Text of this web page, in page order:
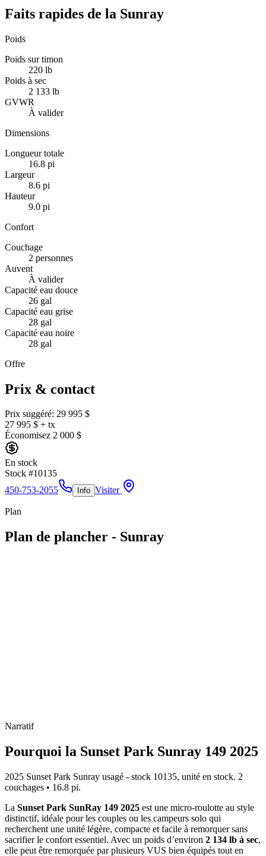
Faits rapides de la Sunray
Poids
Poids sur timon
220 lb
Poids à sec
2 133 lb
GVWR
À valider
Dimensions
Longueur totale
16.8 pi
Largeur
8.6 pi
Hauteur
9.0 pi
Confort
Couchage
2 personnes
Auvent
À valider
Capacité eau douce
26 gal
Capacité eau grise
28 gal
Capacité eau noire
28 gal
Offre
Prix & contact
Prix suggéré: 29 995 $
27 995 $ + tx
Économisez 2 000 $
En stock
Stock #10135
450-753-2055
Info Visiter
Plan
Plan de plancher - Sunray
Narratif
Pourquoi la Sunset Park Sunray 149 2025
2025 Sunset Park Sunray usagé - stock 10135, unité en stock. 2
couchages • 16.8 pi.
La Sunset Park SunRay 149 2025 est une micro-roulotte au style
distinctif, idéale pour les couples ou les campeurs solo qui
recherchent une unité légère, compacte et facile à remorquer sans
sacrifier le confort essentiel. Avec un poids d’environ 2 134 lb à sec,
elle peut être remorquée par plusieurs VUS bien équipés tout en